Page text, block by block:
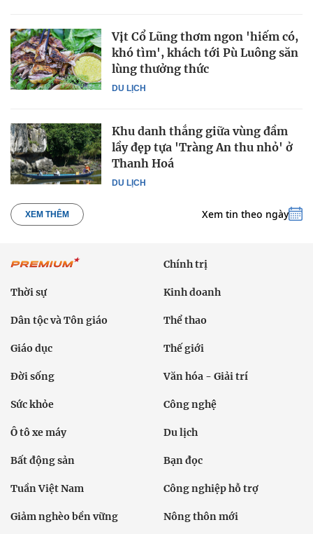
DU LỊCH
Vịt Cổ Lũng thơm ngon 'hiếm có,
khó tìm', khách tới Pù Luông săn
lùng thưởng thức
DU LỊCH
Khu danh thắng giữa vùng đầm
lầy đẹp tựa 'Tràng An thu nhỏ' ở
Thanh Hoá
XEM THÊM Xem tin theo ngày
Chính trị
Thời sự Kinh doanh
Dân tộc và Tôn giáo Thể thao
Giáo dục Thế giới
Đời sống Văn hóa - Giải trí
Sức khỏe Công nghệ
Ô tô xe máy Du lịch
Bất động sản Bạn đọc
Tuần Việt Nam Công nghiệp hỗ trợ
Giảm nghèo bền vững Nông thôn mới